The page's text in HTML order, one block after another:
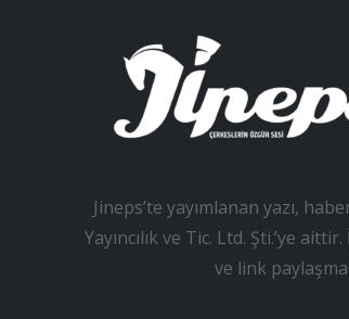
Jineps’te yayımlanan yazı,
Yayıncılık ve Tic. Ltd. Şti.’ye
ve link